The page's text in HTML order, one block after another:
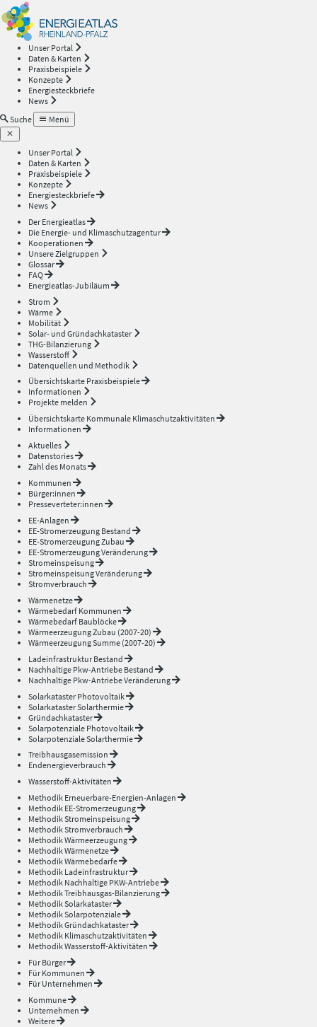
Unser Portal
Daten & Karten
Praxisbeispiele
Konzepte
Energiesteckbriefe
News
Suche
Menü
Unser Portal
Daten & Karten
Praxisbeispiele
Konzepte
Energiesteckbriefe
News
Der Energieatlas
Die Energie- und Klimaschutzagentur
Kooperationen
Unsere Zielgruppen
Glossar
FAQ
Energieatlas-Jubiläum
Strom
Wärme
Mobilität
Solar- und Gründachkataster
THG-Bilanzierung
Wasserstoff
Datenquellen und Methodik
Übersichtskarte Praxisbeispiele
Informationen
Projekte melden
Übersichtskarte Kommunale Klimaschutzaktivitäten
Informationen
Aktuelles
Datenstories
Zahl des Monats
Kommunen
Bürger:innen
Presseverteter:innen
EE-Anlagen
EE-Stromerzeugung Bestand
EE-Stromerzeugung Zubau
EE-Stromerzeugung Veränderung
Stromeinspeisung
Stromeinspeisung Veränderung
Stromverbrauch
Wärmenetze
Wärmebedarf Kommunen
Wärmebedarf Baublöcke
Wärmeerzeugung Zubau (2007-20)
Wärmeerzeugung Summe (2007-20)
Ladeinfrastruktur Bestand
Nachhaltige Pkw-Antriebe Bestand
Nachhaltige Pkw-Antriebe Veränderung
Solarkataster Photovoltaik
Solarkataster Solarthermie
Gründachkataster
Solarpotenziale Photovoltaik
Solarpotenziale Solarthermie
Treibhausgasemission
Endenergieverbrauch
Wasserstoff-Aktivitäten
Methodik Erneuerbare-Energien-Anlagen
Methodik EE-Stromerzeugung
Methodik Stromeinspeisung
Methodik Stromverbrauch
Methodik Wärmeerzeugung
Methodik Wärmenetze
Methodik Wärmebedarfe
Methodik Ladeinfrastruktur
Methodik Nachhaltige PKW-Antriebe
Methodik Treibhausgas-Bilanzierung
Methodik Solarkataster
Methodik Solarpotenziale
Methodik Gründachkataster
Methodik Klimaschutzaktivitäten
Methodik Wasserstoff-Aktivitäten
Für Bürger
Für Kommunen
Für Unternehmen
Kommune
Unternehmen
Weitere